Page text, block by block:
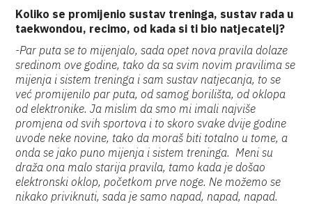
Koliko se promijenio sustav treninga, sustav rada u
taekwondou, recimo, od kada si ti bio natjecatelj?
-Par puta se to mijenjalo, sada opet nova pravila dolaze
sredinom ove godine, tako da sa svim novim pravilima se
mijenja i sistem treninga i sam sustav natjecanja, to se
već promijenilo par puta, od samog borilišta, od oklopa
od elektronike. Ja mislim da smo mi imali najviše
promjena od svih sportova i to skoro svake dvije godine
uvode neke novine, tako da moraš biti totalno u tome, a
onda se jako puno mijenja i sistem treninga. Meni su
draža ona malo starija pravila, tamo kada je došao
elektronski oklop, početkom prve noge. Ne možemo se
nikako priviknuti, sada je samo napad, napad, napad.